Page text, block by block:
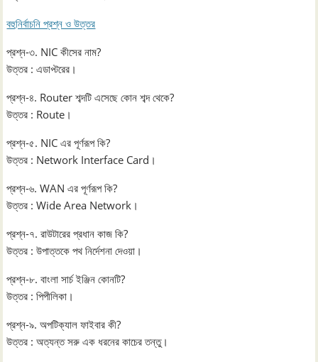
বহুনির্বাচনি প্রশ্ন ও উত্তর
প্রশ্ন-৩. NIC কীসের নাম?
উত্তর : এডাপ্টরের।
প্রশ্ন-৪. Router শব্দটি এসেছে কোন শব্দ থেকে?
উত্তর : Route।
প্রশ্ন-৫. NIC এর পূর্ণরূপ কি?
উত্তর : Network Interface Card।
প্রশ্ন-৬. WAN এর পূর্ণরূপ কি?
উত্তর : Wide Area Network।
প্রশ্ন-৭. রাউটারের প্রধান কাজ কি?
উত্তর : উপাত্তকে পথ নির্দেশনা দেওয়া।
প্রশ্ন-৮. বাংলা সার্চ ইঞ্জিন কোনটি?
উত্তর : পিপীলিকা।
প্রশ্ন-৯. অপটিক্যাল ফাইবার কী?
উত্তর : অত্যন্ত সরু এক ধরনের কাচের তন্তু।